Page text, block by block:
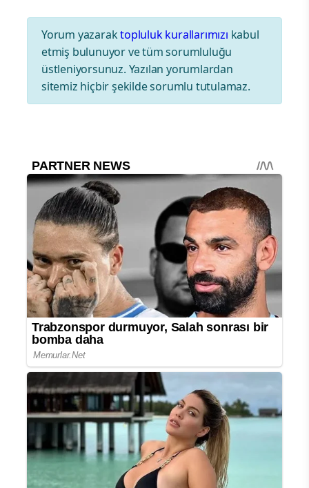
Yorum yazaraktopluluk kurallarımızı kabul
etmiş bulunuyor ve tüm sorumluluğu
üstleniyorsunuz. Yazılan yorumlardan
sitemiz hiçbir şekilde sorumlu tutulamaz.